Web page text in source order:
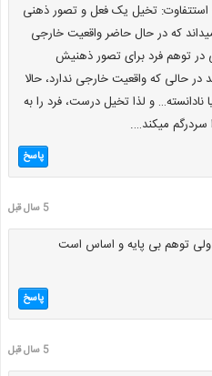
تخیل یک فعل و تصور ذهنی
که در حال حاضر واقعیت خارجی
توهم فرد برای تصور ذهنیش
حالی که واقعیت خارجی ندارد، حالا
نادانسته… و لذا تخیل درست، فرد را به
سردرگم میکند….
پاسخ
5 سال قبل
توهم بی پایه و اساس است
پاسخ
5 سال قبل